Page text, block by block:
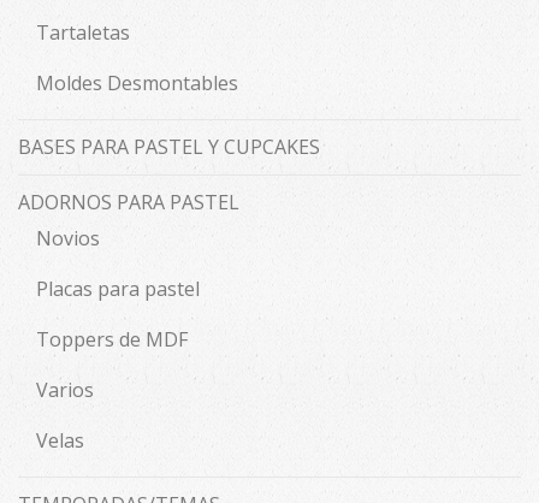
Tartaletas
Moldes Desmontables
BASES PARA PASTEL Y CUPCAKES
ADORNOS PARA PASTEL
Novios
Placas para pastel
Toppers de MDF
Varios
Velas